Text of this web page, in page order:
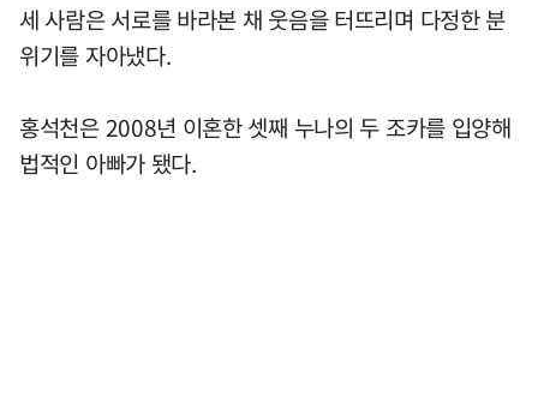
세 사람은 서로를 바라본 채 웃음을 터뜨리며 다정한 분
위기를 자아냈다.
홍석천은 2008년 이혼한 셋째 누나의 두 조카를 입양해
법적인 아빠가 됐다.